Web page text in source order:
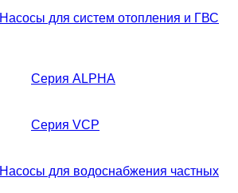
Насосы для систем отопления и ГВС
Серия ALPHA
Серия VCP
Насосы для водоснабжения частных